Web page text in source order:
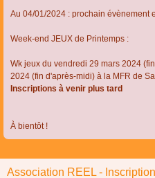
Au 04/01/2024 : prochain évènement
Week-end JEUX de Printemps :
Wk jeux du vendredi 29 mars 2024
2024 (fin d'après-midi) à la MFR de
Inscriptions à venir plus tard
À bientôt !
Association REEL - Inscription